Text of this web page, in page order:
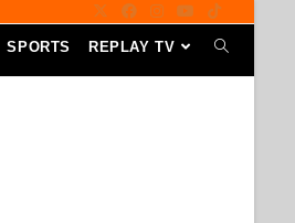
SPORTS REPLAY TV